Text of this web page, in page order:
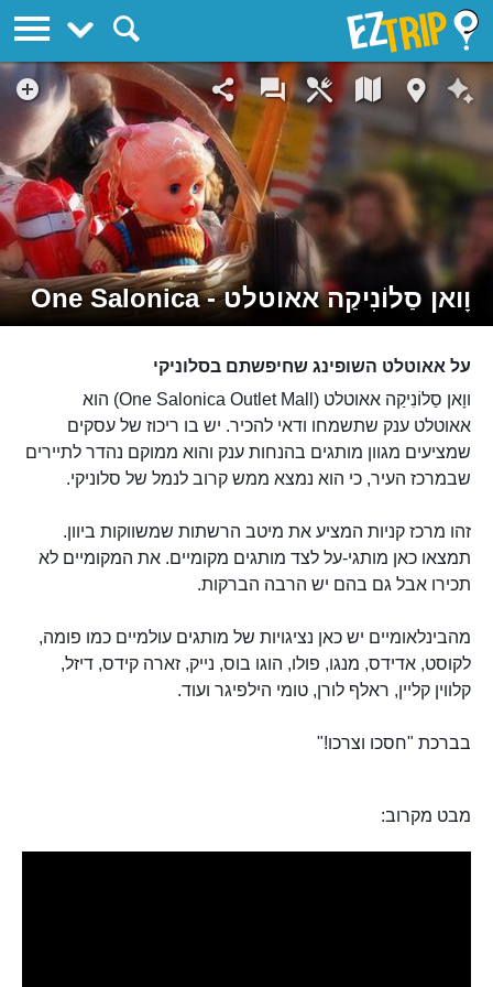
וָואן סַלוֹנִיקַה אאוטלט - One Salonica
על אאוטלט השופינג שחיפשתם בסלוניקי
ווָאן סַלוֹנִיקַה אאוטלט (One Salonica Outlet Mall) הוא
אאוטלט ענק שתשמחו ודאי להכיר. יש בו ריכוז של עסקים
שמציעים מגוון מותגים בהנחות ענק והוא ממוקם נהדר לתיירים
שבמרכז העיר, כי הוא נמצא ממש קרוב לנמל של סלוניקי.
זהו מרכז קניות המציע את מיטב הרשתות שמשווקות ביוון.
תמצאו כאן מותגי-על לצד מותגים מקומיים. את המקומיים לא
תכירו אבל גם בהם יש הרבה הברקות.
מהבינלאומיים יש כאן נציגויות של מותגים עולמיים כמו פומה,
לקוסט, אדידס, מנגו, פולו, הוגו בוס, נייק, זארה קידס, דיזל,
קלווין קליין, ראלף לורן, טומי הילפיגר ועוד.
בברכת "חסכו וצרכו!"
מבט מקרוב:
EZTrip